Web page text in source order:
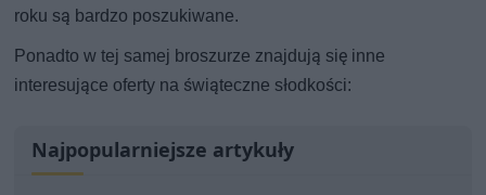
roku są bardzo poszukiwane.
Ponadto w tej samej broszurze znajdują się inne
interesujące oferty na świąteczne słodkości:
Najpopularniejsze artykuły